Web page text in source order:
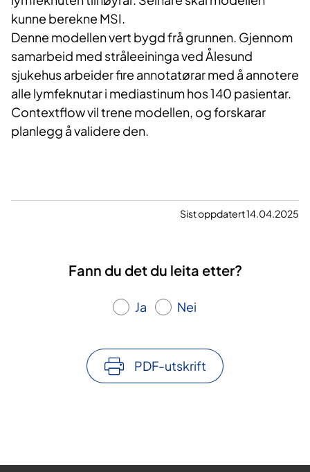
kunne berekne MSI.
Denne modellen vert bygd frå grunnen. Gjennom
samarbeid med stråleeininga ved Ålesund
sjukehus arbeider fire annotatørar med å annotere
alle lymfeknutar i mediastinum hos 140 pasientar.
Contextflow vil trene modellen, og forskarar
planlegg å validere den.
Sist oppdatert 14.04.2025
Fann du det du leita etter?
Ja Nei
PDF-utskrift